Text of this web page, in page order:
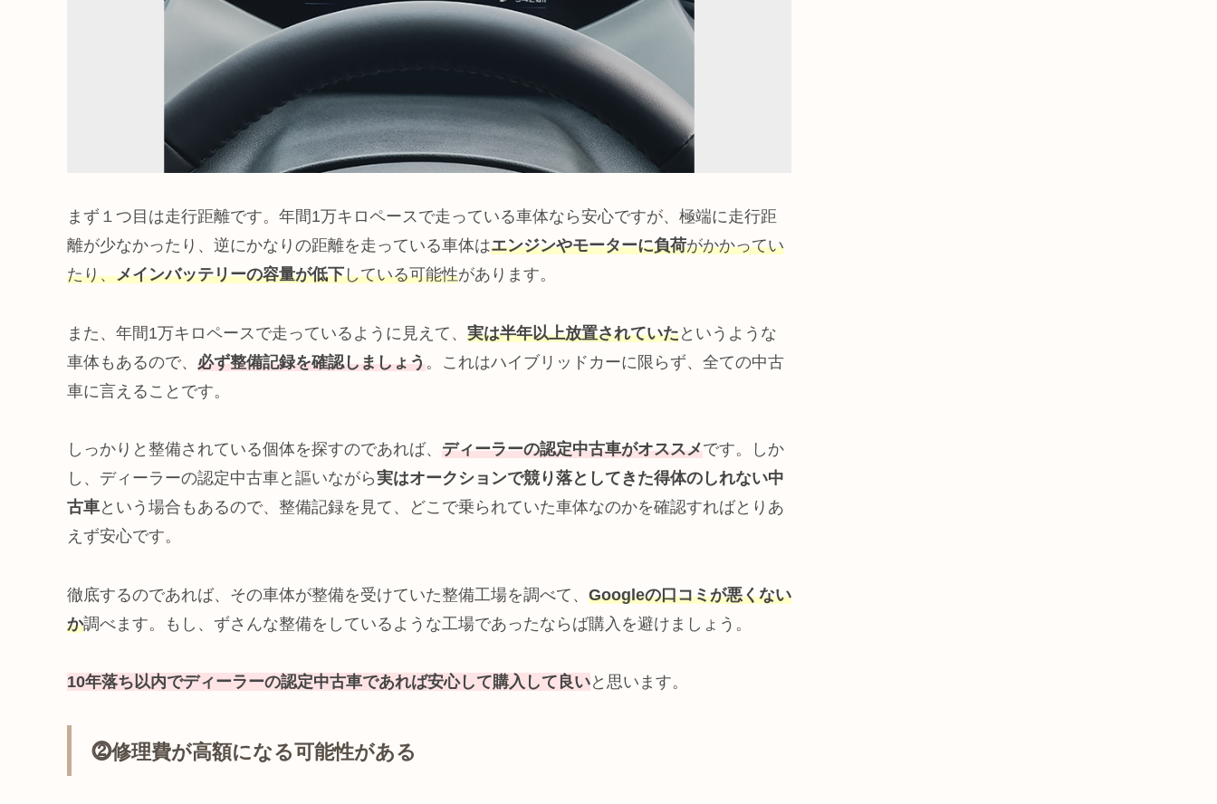
まず１つ目は走行距離です。年間1万キロペースで走っている車体なら安心ですが、極端に走行距
離が少なかったり、逆にかなりの距離を走っている車体はエンジンやモーターに負荷がかかってい
たり、メインバッテリーの容量が低下している可能性があります。
また、年間1万キロペースで走っているように見えて、 実は半年以上放置されていたというような
車体もあるので、 必ず整備記録を確認しましょう。これはハイブリッドカーに限らず、全ての中古
車に言えることです。
しっかりと整備されている個体を探すのであれば、 ディーラーの認定中古車がオススメです。しか
し、ディーラーの認定中古車と謳いながら実はオークションで競り落としてきた得体のしれない中
古車という場合もあるので、整備記録を見て、どこで乗られていた車体なのかを確認すればとりあ
えず安心です。
徹底するのであれば、その車体が整備を受けていた整備工場を調べて、 Googleの口コミが悪くない
か調べます。もし、ずさんな整備をしているような工場であったならば購入を避けましょう。
10年落ち以内でディーラーの認定中古車であれば安心して購入して良いと思います。
⓶修理費が高額になる可能性がある